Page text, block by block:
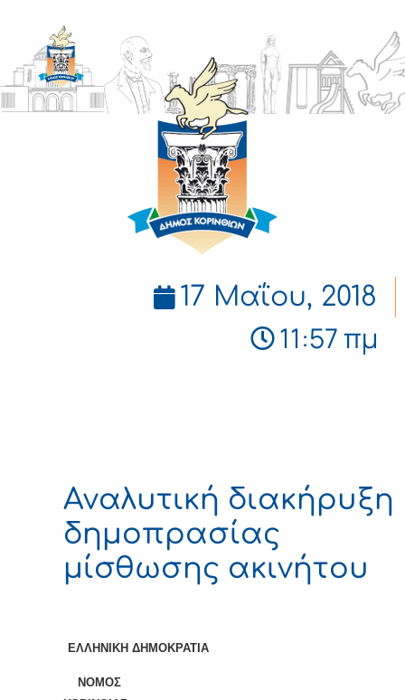
ΔΗΜΟΣ
ΚΟΡΙΝΘΙΩΝ
17 Μαΐου, 2018
11:57 πμ
Αναλυτική διακήρυξη
δημοπρασίας
μίσθωσης ακινήτου
ΕΛΛΗΝΙΚΗ ΔΗΜΟΚΡΑΤΙΑ
ΝΟΜΟΣ